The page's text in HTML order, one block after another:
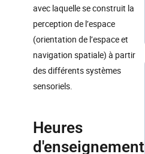
avec laquelle se construit la
perception de l’espace
(orientation de l’espace et
navigation spatiale) à partir
des différents systèmes
sensoriels.
Heures
d'enseignement